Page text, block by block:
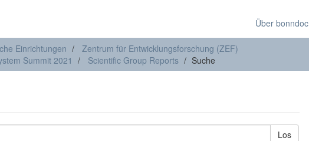
Über bonndoc
Einrichtungen
Zentrum für Entwicklungsforschung (ZEF)
Summit 2021
Scientific Group Reports Suche
Los